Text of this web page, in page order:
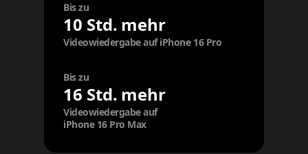
Bis zu
10 Std. mehr
Videowiedergabe auf iPhone 16 Pro
Bis zu
16 Std. mehr
Videowiedergabe auf
iPhone 16 Pro Max